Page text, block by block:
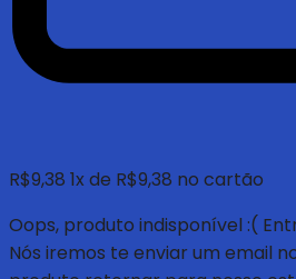
R$9,38 1x de R$9,38 no cartão
Oops, produto indisponível :(
Nós iremos te enviar um email